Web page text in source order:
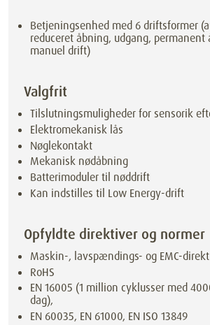
Betjeningsenhed med 6 driftsformer
reduceret åbning, udgang, permanent
manuel drift)
Valgfrit
Tilslutningsmuligheder for sensorik
Elektromekanisk lås
Nøglekontakt
Mekanisk nødåbning
Batterimoduler til nøddrift
Kan indstilles til Low Energy-drift
Opfyldte direktiver og normer
Maskin-, lavspændings- og EMC-
RoHS
EN 16005 (1 million cyklusser med
dag),
EN 60035, EN 61000, EN ISO 13849